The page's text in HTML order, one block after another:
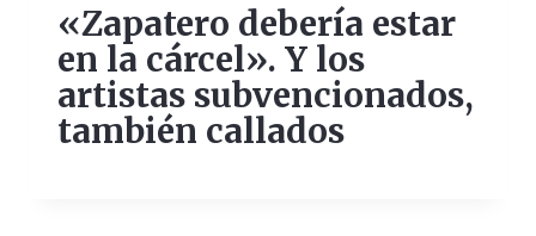
«Zapatero debería estar
en la cárcel». Y los
artistas subvencionados,
también callados